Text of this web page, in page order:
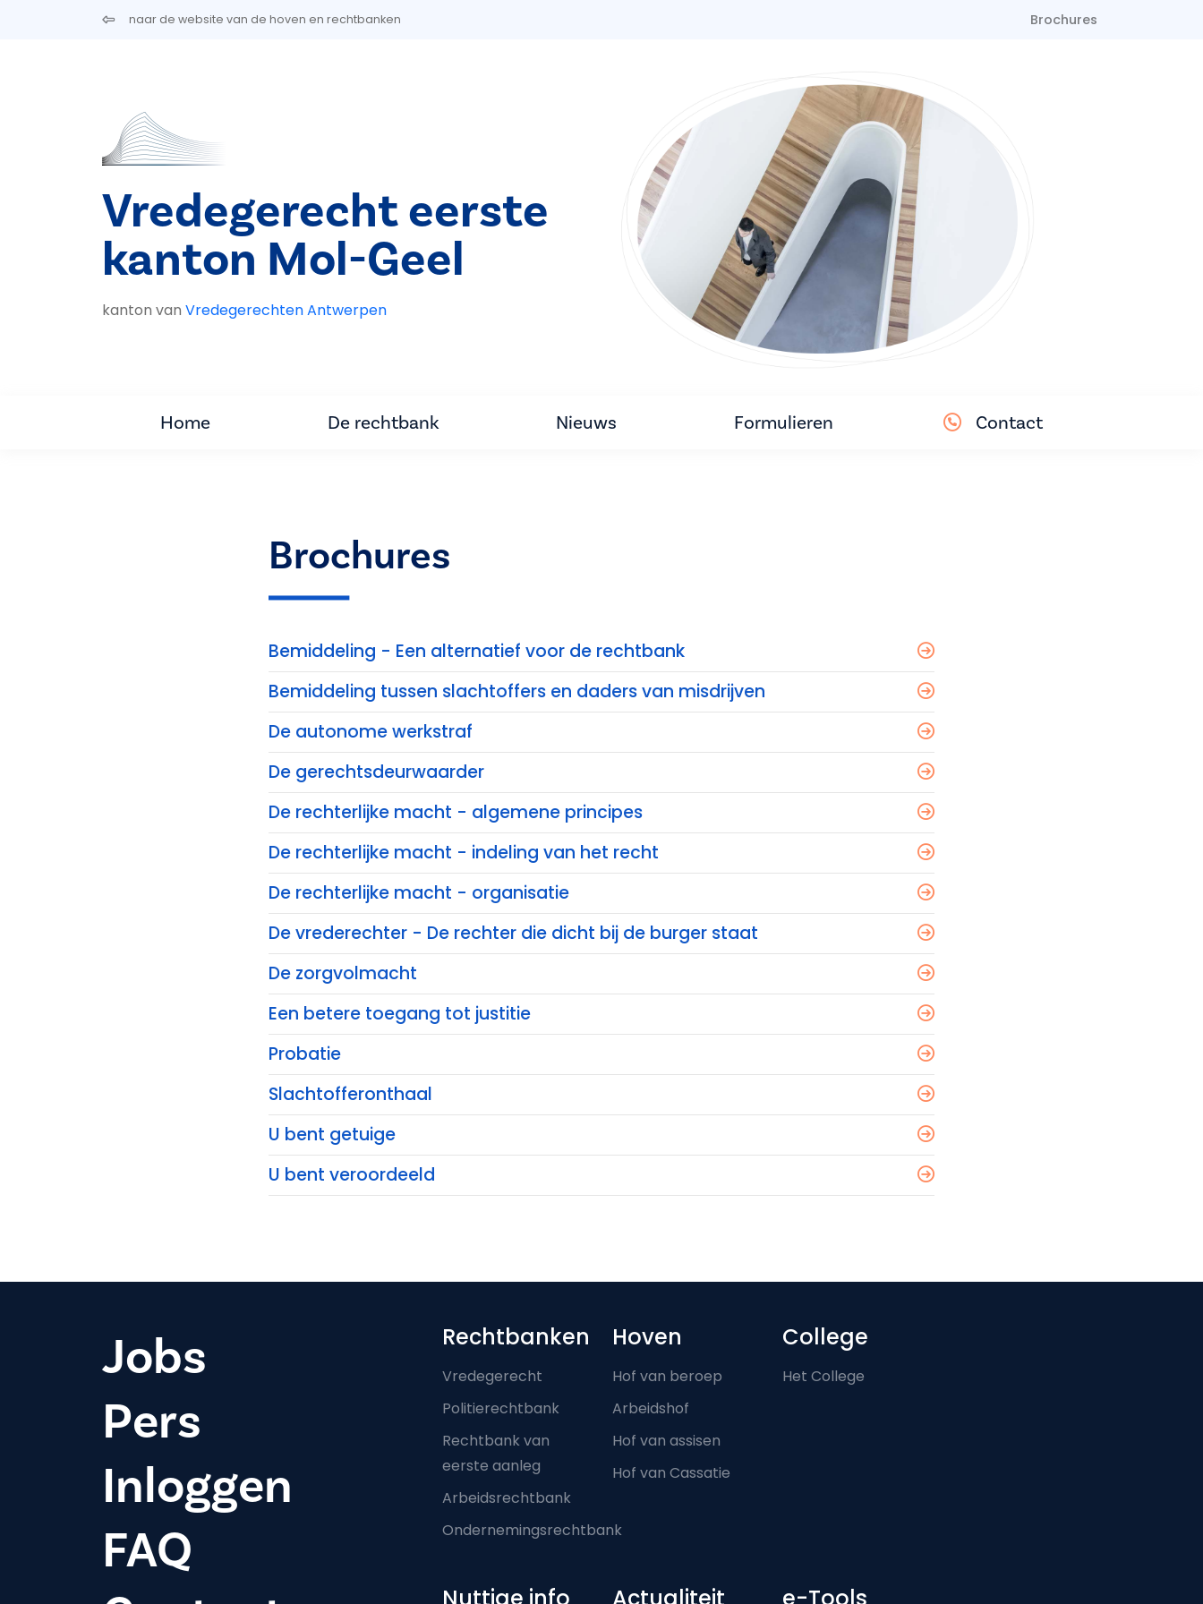
Overslaan en naar de inhoud gaannaar de website van de hoven en rechtbanken Brochures
Vredegerecht eerste
kanton Mol-Geel
kanton van Vredegerechten Antwerpen
Home De rechtbank Nieuws Formulieren Contact
Brochures
Bemiddeling - Een alternatief voor de rechtbank
Bemiddeling tussen slachtoffers en daders van misdrijven
De autonome werkstraf
De gerechtsdeurwaarder
De rechterlijke macht - algemene principes
De rechterlijke macht - indeling van het recht
De rechterlijke macht - organisatie
De vrederechter - De rechter die dicht bij de burger staat
De zorgvolmacht
Een betere toegang tot justitie
Probatie
Slachtofferonthaal
U bent getuige
U bent veroordeeld
Jobs
Pers
Inloggen
FAQ
Footer-menu
Rechtbanken
Vredegerecht
Politierechtbank
Rechtbank van
eerste aanleg
Arbeidsrechtbank
Ondernemingsrechtbank
Hoven
Hof van beroep
Arbeidshof
Hof van assisen
Hof van Cassatie
College
Het College
Nuttige info Actualiteit e-Tools